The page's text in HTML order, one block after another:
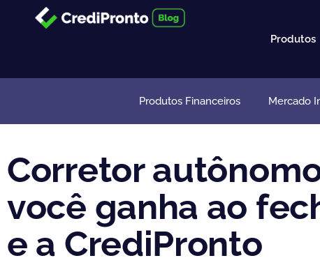
Produtos
Produtos Financeiros Mercado
Corretor
você ganha ao
e a CrediPronto